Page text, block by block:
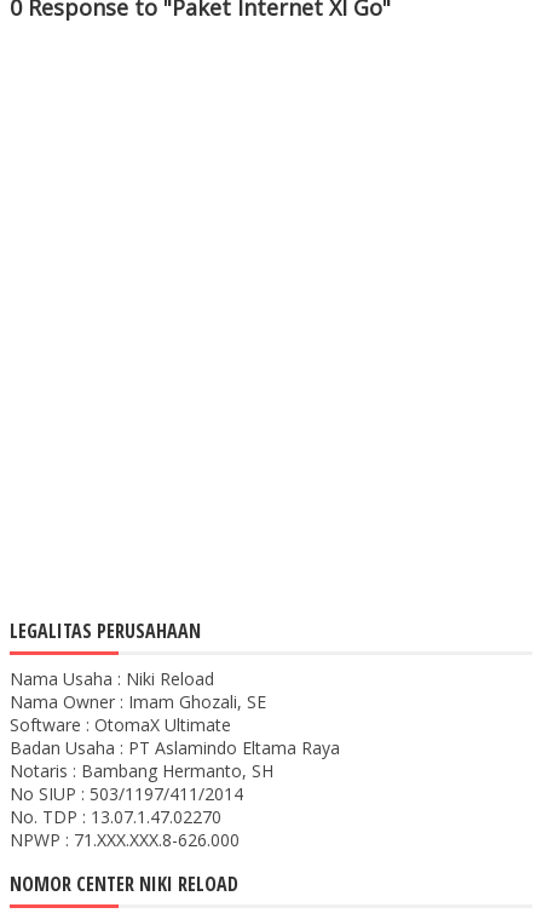
0 Response to "Paket Internet Xl Go"
LEGALITAS PERUSAHAAN
Nama Usaha : Niki Reload
Nama Owner : Imam Ghozali, SE
Software : OtomaX Ultimate
Badan Usaha : PT Aslamindo Eltama Raya
Notaris : Bambang Hermanto, SH
No SIUP : 503/1197/411/2014
No. TDP : 13.07.1.47.02270
NPWP : 71.XXX.XXX.8-626.000
NOMOR CENTER NIKI RELOAD